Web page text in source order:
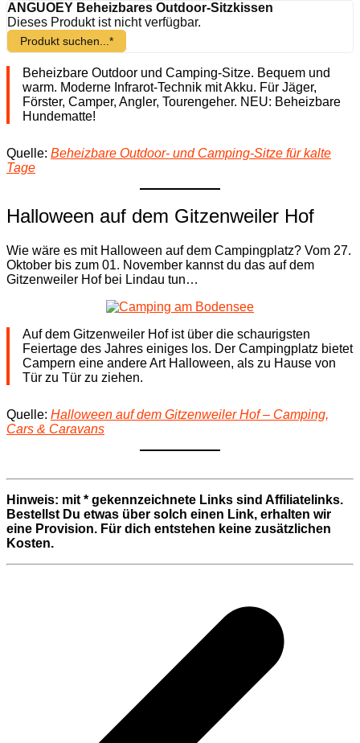
ANGUOEY Beheizbares Outdoor-Sitzkissen
Dieses Produkt ist nicht verfügbar.
Produkt suchen...*
Beheizbare Outdoor und Camping-Sitze. Bequem und
warm. Moderne Infrarot-Technik mit Akku. Für Jäger,
Förster, Camper, Angler, Tourengeher. NEU: Beheizbare
Hundematte!
Quelle: Beheizbare Outdoor- und Camping-Sitze für kalte
Tage
Halloween auf dem Gitzenweiler Hof
Wie wäre es mit Halloween auf dem Campingplatz? Vom 27.
Oktober bis zum 01. November kannst du das auf dem
Gitzenweiler Hof bei Lindau tun…
Auf dem Gitzenweiler Hof ist über die schaurigsten
Feiertage des Jahres einiges los. Der Campingplatz bietet
Campern eine andere Art Halloween, als zu Hause von
Tür zu Tür zu ziehen.
Quelle: Halloween auf dem Gitzenweiler Hof – Camping,
Cars & Caravans
Hinweis: mit * gekennzeichnete Links sind Affiliatelinks.
Bestellst Du etwas über solch einen Link, erhalten wir
eine Provision. Für dich entstehen keine zusätzlichen
Kosten.